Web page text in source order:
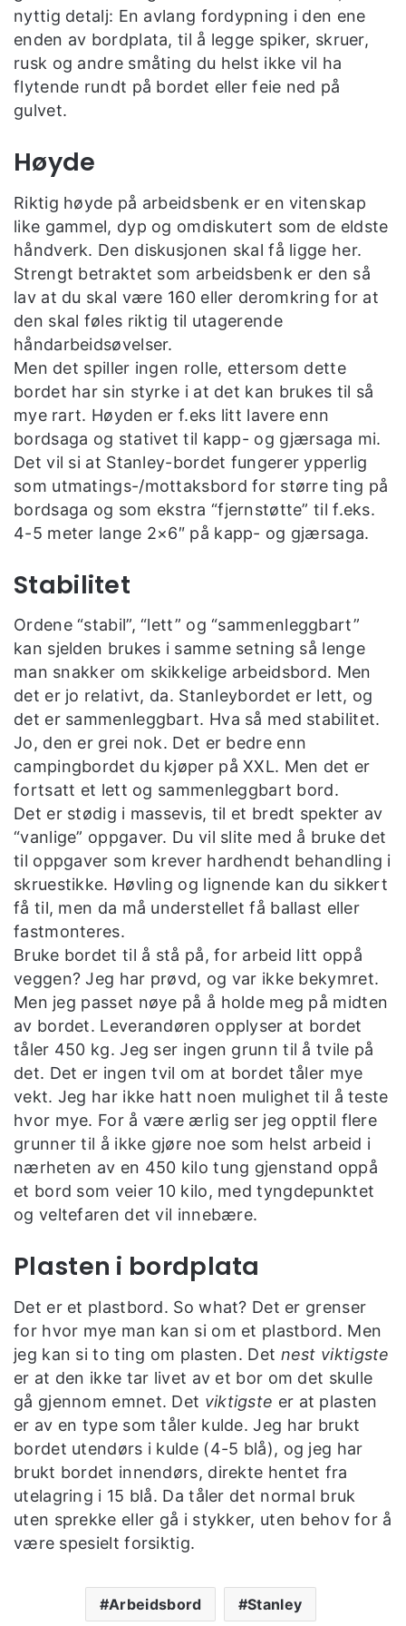
nyttig detalj: En avlang fordypning i den ene
enden av bordplata, til å legge spiker, skruer,
rusk og andre småting du helst ikke vil ha
flytende rundt på bordet eller feie ned på
gulvet.
Høyde
Riktig høyde på arbeidsbenk er en vitenskap
like gammel, dyp og omdiskutert som de eldste
håndverk. Den diskusjonen skal få ligge her.
Strengt betraktet som arbeidsbenk er den så
lav at du skal være 160 eller deromkring for at
den skal føles riktig til utagerende
håndarbeidsøvelser.
Men det spiller ingen rolle, ettersom dette
bordet har sin styrke i at det kan brukes til så
mye rart. Høyden er f.eks litt lavere enn
bordsaga og stativet til kapp- og gjærsaga mi.
Det vil si at Stanley-bordet fungerer ypperlig
som utmatings-/mottaksbord for større ting på
bordsaga og som ekstra “fjernstøtte” til f.eks.
4-5 meter lange 2×6″ på kapp- og gjærsaga.
Stabilitet
Ordene “stabil”, “lett” og “sammenleggbart”
kan sjelden brukes i samme setning så lenge
man snakker om skikkelige arbeidsbord. Men
det er jo relativt, da. Stanleybordet er lett, og
det er sammenleggbart. Hva så med stabilitet.
Jo, den er grei nok. Det er bedre enn
campingbordet du kjøper på XXL. Men det er
fortsatt et lett og sammenleggbart bord.
Det er stødig i massevis, til et bredt spekter av
“vanlige” oppgaver. Du vil slite med å bruke det
til oppgaver som krever hardhendt behandling i
skruestikke. Høvling og lignende kan du sikkert
få til, men da må understellet få ballast eller
fastmonteres.
Bruke bordet til å stå på, for arbeid litt oppå
veggen? Jeg har prøvd, og var ikke bekymret.
Men jeg passet nøye på å holde meg på midten
av bordet. Leverandøren opplyser at bordet
tåler 450 kg. Jeg ser ingen grunn til å tvile på
det. Det er ingen tvil om at bordet tåler mye
vekt. Jeg har ikke hatt noen mulighet til å teste
hvor mye. For å være ærlig ser jeg opptil flere
grunner til å ikke gjøre noe som helst arbeid i
nærheten av en 450 kilo tung gjenstand oppå
et bord som veier 10 kilo, med tyngdepunktet
og veltefaren det vil innebære.
Plasten i bordplata
Det er et plastbord. So what? Det er grenser
for hvor mye man kan si om et plastbord. Men
jeg kan si to ting om plasten. Det nest viktigste
er at den ikke tar livet av et bor om det skulle
gå gjennom emnet. Det viktigste er at plasten
er av en type som tåler kulde. Jeg har brukt
bordet utendørs i kulde (4-5 blå), og jeg har
brukt bordet innendørs, direkte hentet fra
utelagring i 15 blå. Da tåler det normal bruk
uten sprekke eller gå i stykker, uten behov for å
være spesielt forsiktig.
Arbeidsbord Stanley